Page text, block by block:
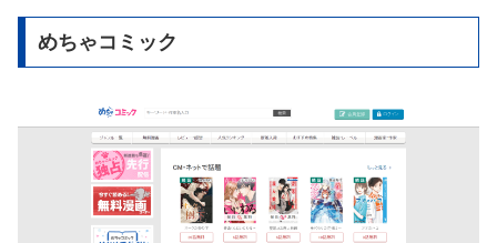
めちゃコミック